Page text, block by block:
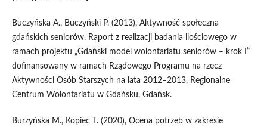
Buczyńska A., Buczyński P. (2013), Aktywność społeczna
gdańskich seniorów. Raport z realizacji badania ilościowego w
ramach projektu „Gdański model wolontariatu seniorów – krok I”
dofinansowany w ramach Rządowego Programu na rzecz
Aktywności Osób Starszych na lata 2012–2013, Regionalne
Centrum Wolontariatu w Gdańsku, Gdańsk.
Burzyńska M., Kopiec T. (2020), Ocena potrzeb w zakresie